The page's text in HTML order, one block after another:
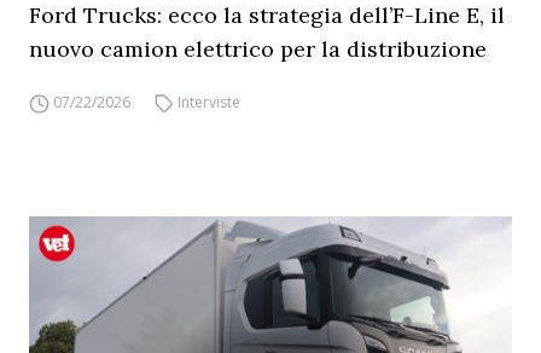
Ford Trucks: ecco la strategia dell’F-Line E, il
nuovo camion elettrico per la distribuzione
07/22/2026 Interviste